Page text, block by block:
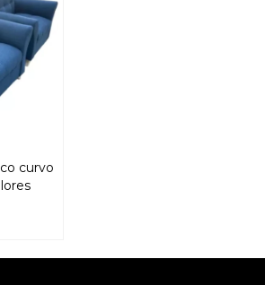
curvo